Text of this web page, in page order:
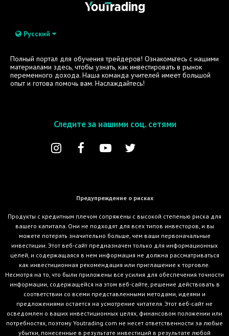
Русский
Полный портал для обучения трейдеров! Ознакомьтесь с нашими
материалами здесь, чтобы узнать, как инвестировать в рынок
переменного дохода. Наша команда учителей имеет большой
опыт и готова помочь вам. Наслаждайтесь!
Следите за нашими соц. сетями
Предупреждение о рисках
Продукты с кредитным плечом сопряжены с высокой степенью риска для
вашего капитала. Они не подходят для всех типов инвесторов, и вы
можете потерять значительно больше, чем ваши первоначальные
инвестиции. Этот веб-сайт предназначен только для информационных
целей, и содержащаяся в нем информация не должна рассматриваться
как инвестиционная рекомендация или приглашение к торговле.
Несмотря на то, что были приложены все усилия для обеспечения точности
информации, содержащейся на этом веб-сайте, решение действовать в
соответствии со всеми представленными методами, идеями и
предложениями остается на усмотрение читателя. Этот веб-сайт не
осведомлен о ваших инвестиционных целях, финансовом положении или
потребностях, поэтому Youtrading.com не несет ответственности за любые
убытки, понесенные в результате инвестиций в результате любой